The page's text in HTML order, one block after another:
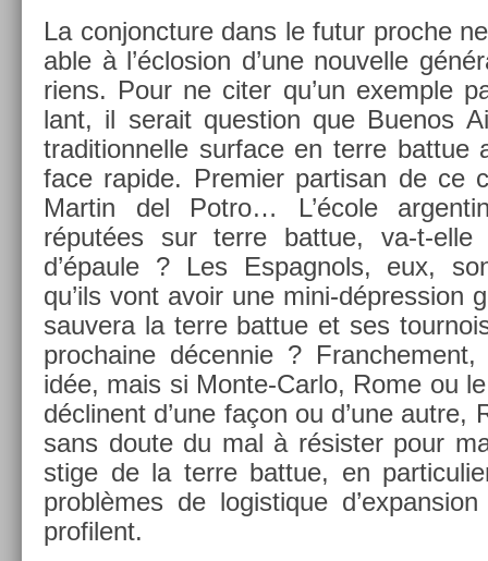
La con­jonc­ture dans le futur pro­che
able à l’éclos­ion d’une nouvel­le
riens. Pour ne citer qu’un ex­em­ple
lant, il serait ques­tion que Buenos
tradition­nelle sur­face en terre bat­tue
face rapide. Pre­mi­er par­tisan de ce
Mar­tin del Potro… L’école
réputées sur terre bat­tue, va-t-
d’épaule ? Les Es­pagnols, eux,
qu’ils vont avoir une mini-dépression
sauvera la terre bat­tue et ses
pro­chaine décen­nie ?
idée, mais si Monte-Carlo, Rome ou
déclinent d’une façon ou d’une autre,
sans doute du mal à résist­er pour
stige de la terre bat­tue, en
problèmes de logis­tique
pro­filent.